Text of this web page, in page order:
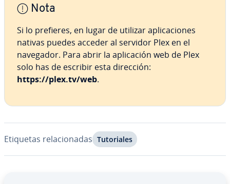
Nota
Si lo prefieres, en lugar de utilizar apli­ca­cio­nes
nativas puedes acceder al servidor Plex en el
navegador. Para abrir la apli­ca­ción web de Plex
solo has de escribir esta dirección:
https://plex.tv/web.
Etiquetas re­la­cio­na­das Tu­to­ria­les